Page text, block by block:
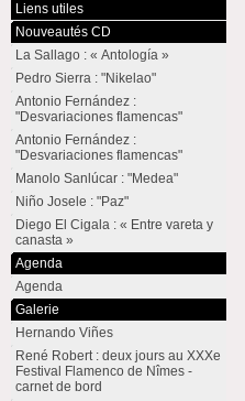
Liens utiles
Nouveautés CD
La Sallago : « Antología »
Pedro Sierra : "Nikelao"
Antonio Fernández :
"Desvariaciones flamencas"
Antonio Fernández :
"Desvariaciones flamencas"
Manolo Sanlúcar : "Medea"
Niño Josele : "Paz"
Diego El Cigala : « Entre vareta y
canasta »
Agenda
Agenda
Galerie
Hernando Viñes
René Robert : deux jours au XXXe
Festival Flamenco de Nîmes -
carnet de bord